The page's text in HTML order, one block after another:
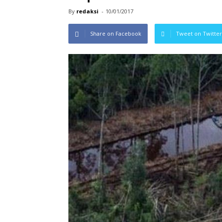
By redaksi - 10/01/2017
Share on Facebook Tweet on Twitter